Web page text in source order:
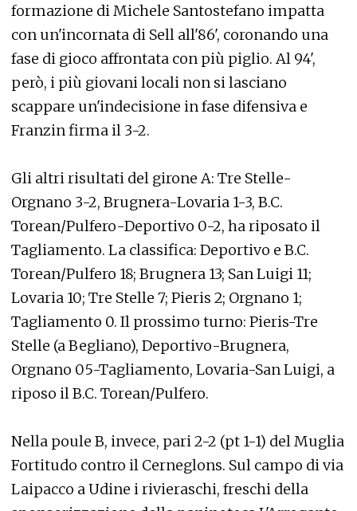
formazione di Michele Santostefano impatta
con un'incornata di Sell all'86', coronando una
fase di gioco affrontata con più piglio. Al 94',
però, i più giovani locali non si lasciano
scappare un'indecisione in fase difensiva e
Franzin firma il 3-2.
Gli altri risultati del girone A: Tre Stelle-
Orgnano 3-2, Brugnera-Lovaria 1-3, B.C.
Torean/Pulfero-Deportivo 0-2, ha riposato il
Tagliamento. La classifica: Deportivo e B.C.
Torean/Pulfero 18; Brugnera 13; San Luigi 11;
Lovaria 10; Tre Stelle 7; Pieris 2; Orgnano 1;
Tagliamento 0. Il prossimo turno: Pieris-Tre
Stelle (a Begliano), Deportivo-Brugnera,
Orgnano 05-Tagliamento, Lovaria-San Luigi, a
riposo il B.C. Torean/Pulfero.
Nella poule B, invece, pari 2-2 (pt 1-1) del Muglia
Fortitudo contro il Cerneglons. Sul campo di via
Laipacco a Udine i rivieraschi, freschi della